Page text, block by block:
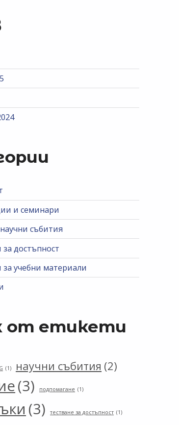
и семинари
събития
достъпност
учебни материали
от етикети
(1) научни събития (2)
(3) подпомагане (1)
(3) тестване за достъпност (1)